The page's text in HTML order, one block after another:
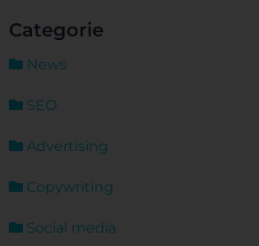
Categorie
News
SEO
Advertising
Copywriting
Social media